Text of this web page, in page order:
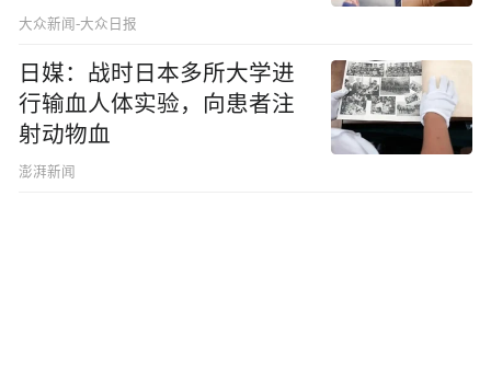
大众新闻-大众日报
日媒：战时日本多所大学进
行输血人体实验，向患者注
射动物血
澎湃新闻